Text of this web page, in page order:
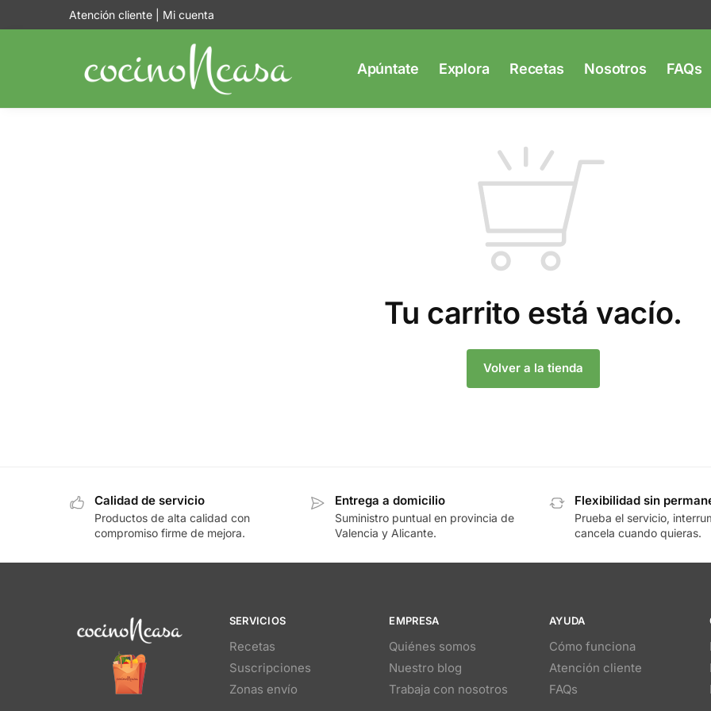
Atención cliente Mi cuenta
Apúntate Explora Recetas Nosotros FAQs
Tu carrito está vacío.
Volver a la tienda
Calidad de servicio
Productos de alta calidad con
compromiso firme de mejora.
Entrega a domicilio
Suministro puntual en provincia de
Valencia y Alicante.
Flexibilidad sin
Prueba el servicio,
cancela cuando quieras.
SERVICIOS
Recetas
Suscripciones
Zonas envío
EMPRESA
Quiénes somos
Nuestro blog
Trabaja con nosotros
AYUDA
Cómo funciona
Atención cliente
FAQs